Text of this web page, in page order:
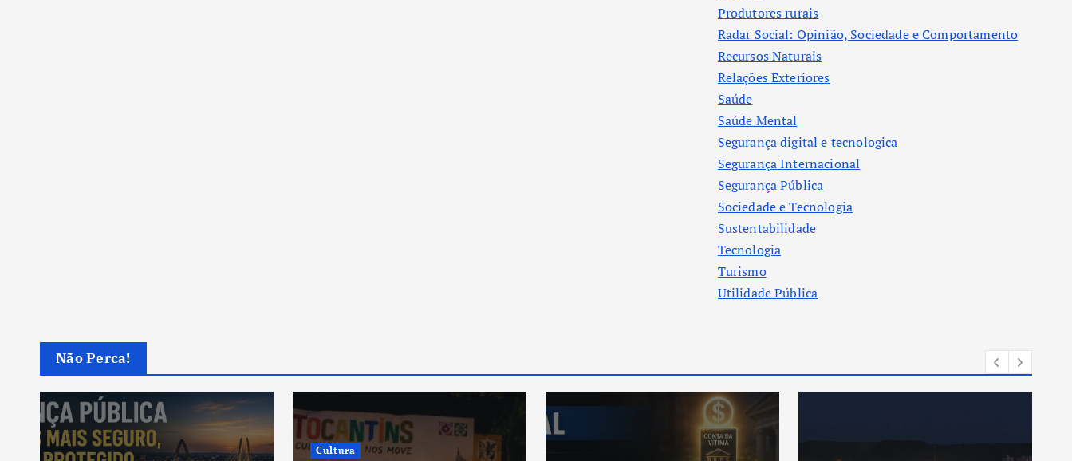
Produtores rurais
Radar Social: Opinião, Sociedade e Comportamento
Recursos Naturais
Relações Exteriores
Saúde
Saúde Mental
Segurança digital e tecnologica
Segurança Internacional
Segurança Pública
Sociedade e Tecnologia
Sustentabilidade
Tecnologia
Turismo
Utilidade Pública
Não Perca!
Cultura